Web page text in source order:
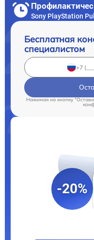
Sony PlayStation
Бесплатная
специалистом
Нажимая на кнопку
-20%